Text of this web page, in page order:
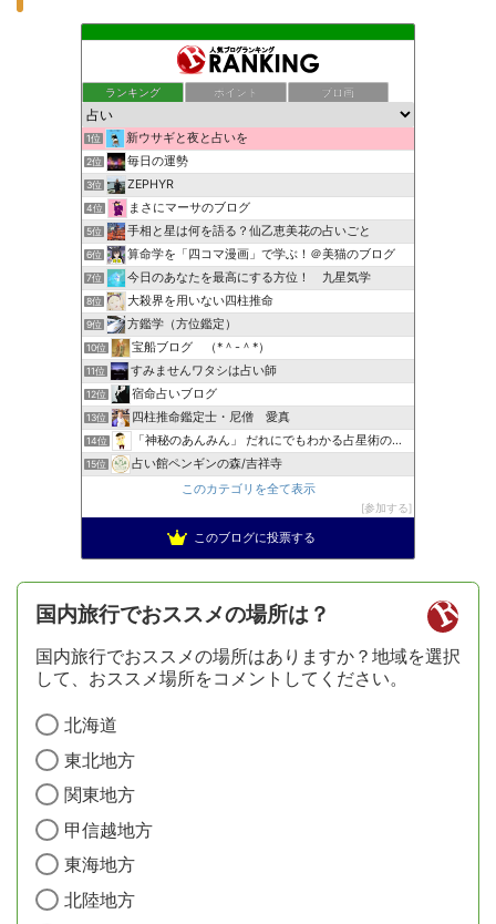
ランキング ポイント ブロ画
1位 新ウサギと夜と占いを
2位 毎日の運勢
3位 ZEPHYR
4位 まさにマーサのブログ
5位 手相と星は何を語る？仙乙恵美花の占いごと
6位 算命学を「四コマ漫画」で学ぶ！＠美猫のブログ
7位 今日のあなたを最高にする方位！ 九星気学
8位 大殺界を用いない四柱推命
9位 方鑑学（方位鑑定）
10位 宝船ブログ （*＾-＾*）
11位 すみませんワタシは占い師
12位 宿命占いブログ
13位 四柱推命鑑定士・尼僧 愛真
14位 「神秘のあんみん」 だれにでもわかる占星術の極意『サビアン…
15位
占い館ペンギンの森/吉祥寺
このカテゴリを全て表示
参加する
このブログに投票する